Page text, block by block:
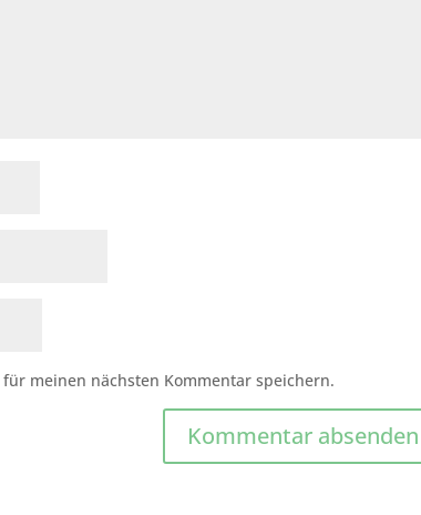
meinen nächsten Kommentar speichern.